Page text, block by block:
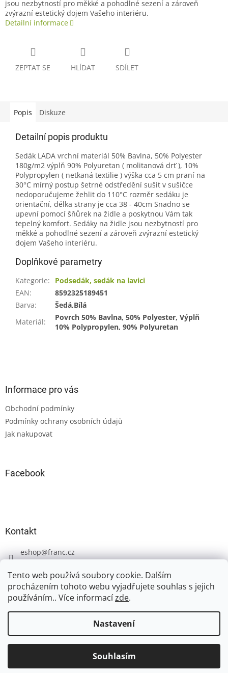
Tento web používá soubory cookie. Dalším
procházením tohoto webu vyjadřujete souhlas s jejich
používáním.. Více informacízde.
Nastavení
Souhlasím
jsou nezbytností pro měkké a pohodlné sezení a zároveň
zvýrazní estetický dojem Vašeho interiéru.
Detailní informace
ZEPTAT SE HLÍDAT SDÍLET
Popis Diskuze
Detailní popis produktu
Sedák LADA vrchní materiál 50% Bavlna, 50% Polyester
180g/m2 výplň 90% Polyuretan ( molitanová drť ), 10%
Polypropylen ( netkaná textilie ) výška cca 5 cm praní na
30°C mírný postup šetrné odstředění sušit v sušičce
nedoporučujeme žehlit do 110°C rozměr sedáku je
orientační, délka strany je cca 38 - 40cm Snadno se
upevní pomocí šňůrek na židle a poskytnou Vám tak
tepelný komfort. Sedáky na židle jsou nezbytností pro
měkké a pohodlné sezení a zároveň zvýrazní estetický
dojem Vašeho interiéru.
Doplňkové parametry
Kategorie:
Podsedák, sedák na lavici
EAN:
8592325189451
Barva:
Šedá,Bílá
Materiál:
Povrch 50% Bavlna, 50% Polyester, Výplň
10% Polypropylen, 90% Polyuretan
Informace pro vás
Obchodní podmínky
Podmínky ochrany osobních údajů
Jak nakupovat
Facebook
Kontakt
eshop@franc.cz
Vytvořil Shoptet
FRANC. Všechna práva vyhrazena.